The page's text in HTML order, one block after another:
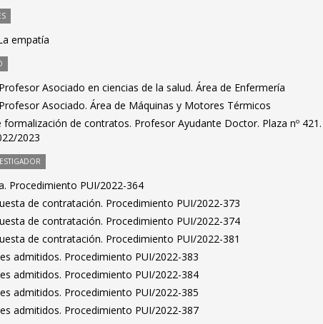
empatía
Asociado en ciencias de la salud. Área de Enfermería
Asociado. Área de Máquinas y Motores Térmicos
formalización de contratos. Profesor Ayudante Doctor. Plaza nº 421.
2023
Procedimiento PUI/2022-364
de contratación. Procedimiento PUI/2022-373
de contratación. Procedimiento PUI/2022-374
de contratación. Procedimiento PUI/2022-381
admitidos. Procedimiento PUI/2022-383
admitidos. Procedimiento PUI/2022-384
admitidos. Procedimiento PUI/2022-385
admitidos. Procedimiento PUI/2022-387